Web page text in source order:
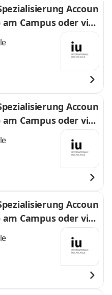
Accoun
Campus oder virt
Accoun
Campus oder virt
Accoun
Campus oder virt